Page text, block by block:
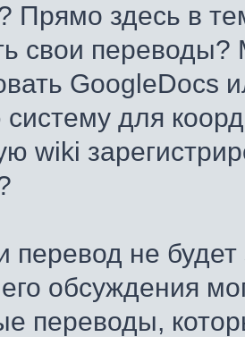
Прямо здесь в
свои переводы?
GoogleDocs
для
wiki
перевод не
обсуждения
переводы,